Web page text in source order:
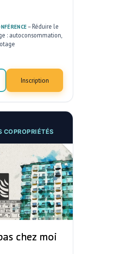
– Réduire le
: autoconsommation,
Inscription
COPROPRIÉTÉS
chez moi